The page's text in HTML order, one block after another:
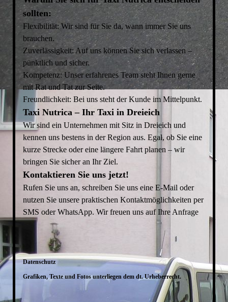
sollten:
Flexibilität: Wir sind für Sie da, wann immer Sie uns
brauchen.
Zuverlässigkeit: Auf uns können Sie sich verlassen –
pünktlich und sicher.
Kompetenz: Unser erfahrenes Team steht Ihnen gerne
mit Rat und Tat zur Seite.
Freundlichkeit: Bei uns steht der Kunde im Mittelpunkt.
Taxi Nutrica – Ihr Taxi in Dreieich
Wir sind ein Unternehmen mit Sitz in Dreieich und
kennen uns bestens in der Region aus. Egal, ob Sie eine
kurze Strecke oder eine längere Fahrt planen – wir
bringen Sie sicher an Ihr Ziel.
Kontaktieren Sie uns jetzt!
Rufen Sie uns an, schreiben Sie uns eine E-Mail oder
nutzen Sie unsere praktischen Kontaktmöglichkeiten per
SMS oder WhatsApp. Wir freuen uns auf Ihre Anfrage
Datenschutz
Grafiken, Texte und Fotos unterliegen dem dt. Urheberrecht.